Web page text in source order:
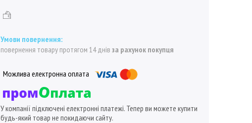
повернення товару протягом 14 днів за рахунок покупця
У компанії підключені електронні платежі. Тепер ви можете купити
будь-який товар не покидаючи сайту.